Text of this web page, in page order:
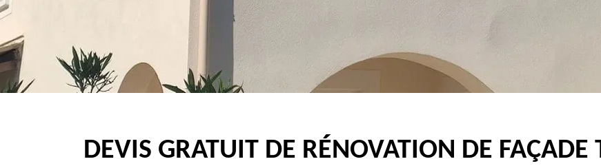
DEVIS GRATUIT DE RÉNOVATION DE FAÇADE